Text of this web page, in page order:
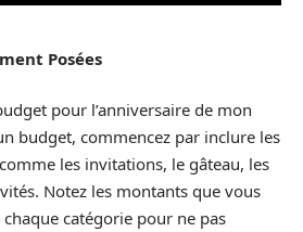
Posées
pour l’anniversaire de mon
budget, commencez par inclure les
les invitations, le gâteau, les
Notez les montants que vous
catégorie pour ne pas